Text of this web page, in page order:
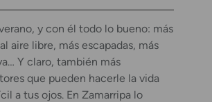
y con él todo lo bueno: más
aire libre, más escapadas, más
Y claro, también más
que pueden hacerle la vida
a tus ojos. En Zamarripa lo